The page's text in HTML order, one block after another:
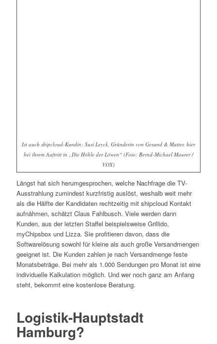
Ist auch shipcloud-Kundin: Susi Leyck, Gründerin von Gesund & Mutter, hier
bei ihrem Auftritt in „Die Höhle der Löwen“ (Foto: Bernd-Michael Maurer /
VOX)
Längst hat sich herumgesprochen, welche Nachfrage die TV-
Ausstrahlung zumindest kurzfristig auslöst, weshalb weit mehr
als die Hälfte der Kandidaten rechtzeitig mit shipcloud Kontakt
aufnähmen, schätzt Claus Fahlbusch. Viele werden dann
Kunden, aus der letzten Staffel beispielsweise Grillido,
myChipsbox und Lizza. Sie profitieren davon, dass die
Softwarelösung sowohl für kleine als auch große Versandmengen
geeignet ist. Die Kunden zahlen je nach Versandmenge feste
Monatsbeträge. Bei mehr als 1.000 Sendungen pro Monat ist eine
individuelle Kalkulation möglich. Und wer noch ganz am Anfang
steht, bekommt eine kostenlose Beratung.
Logistik-Hauptstadt
Hamburg?